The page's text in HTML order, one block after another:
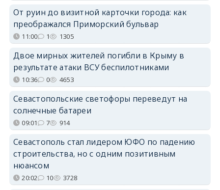
От руин до визитной карточки города: как
преображался Приморский бульвар
11:00 1 1305
Двое мирных жителей погибли в Крыму в
результате атаки ВСУ беспилотниками
10:36 0 4653
Севастопольские светофоры переведут на
солнечные батареи
09:01 7 914
Севастополь стал лидером ЮФО по падению
строительства, но с одним позитивным
нюансом
20:02 10 3728